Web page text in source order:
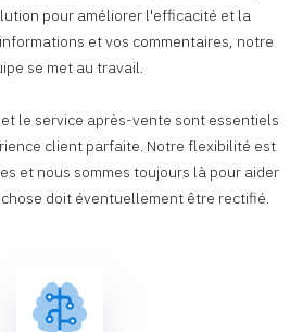
pour améliorer l'efficacité et la
et vos commentaires, notre
se met au travail.
le service après-vente sont essentiels
client parfaite. Notre flexibilité est
et nous sommes toujours là pour aider
doit éventuellement être rectifié.